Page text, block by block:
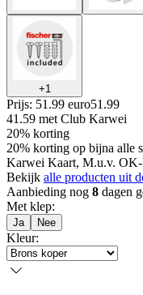
+1
Prijs: 51.99 euro51 .99
41.59 met Club Karwei
20% korting
20% korting op bijna alle
Karwei Kaart, M.u.v. OK-
Bekijk alle producten uit
Aanbieding nog 8 dagen
Met klep:
Ja Nee
Kleur: